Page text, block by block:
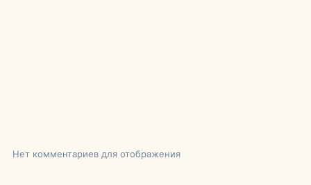
Нет комментариев для отображения